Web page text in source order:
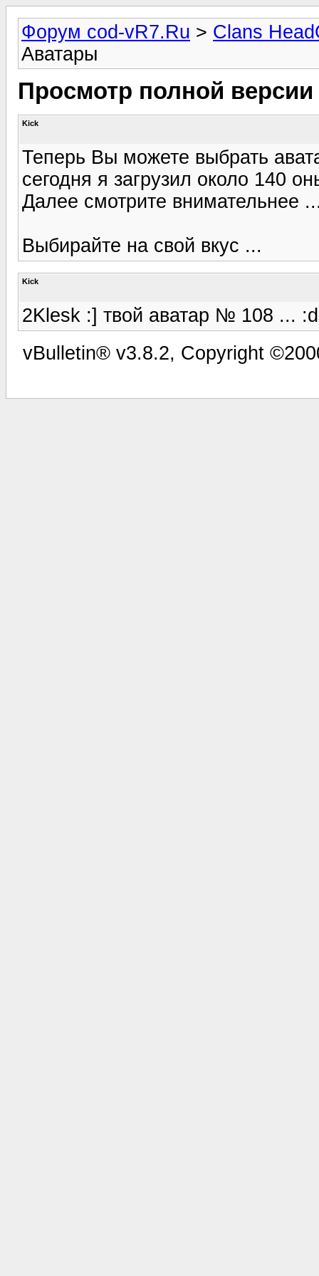
Форум cod-vR7.Ru > Clans
Аватары
Просмотр полной
Kick
Теперь Вы можете выбрать
сегодня я загрузил около 140
Далее смотрите внимательнее
Выбирайте на свой вкус ...
Kick
2Klesk :] твой аватар № 108 ...
vBulletin® v3.8.2, Copyright